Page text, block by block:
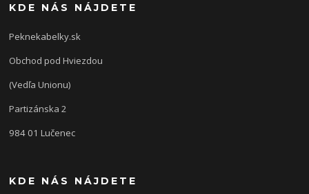
KDE NÁS NÁJDETE
Peknekabelky.sk
Obchod pod Hviezdou
(Vedľa Unionu)
Partizánska 2
984 01 Lučenec
KDE NÁS NÁJDETE